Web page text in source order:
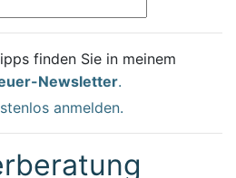
finden Sie in meinem
Newsletter.
anmelden.